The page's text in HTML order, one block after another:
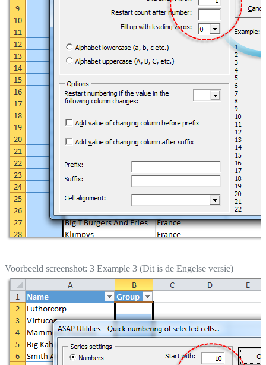
Voorbeeld screenshot: 3 Example 3 (Dit is de Engelse versie)